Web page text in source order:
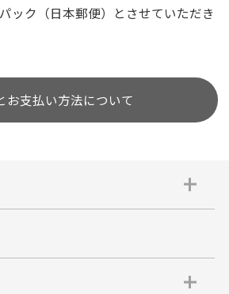
ック（日本郵便）とさせていただき
お支払い方法について